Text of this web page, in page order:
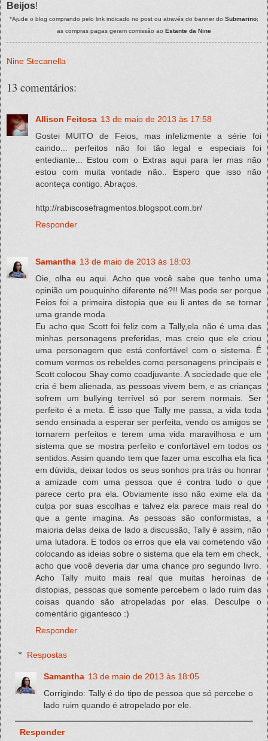
Beijos!
*Ajude o blog comprando pelo link indicado no post ou através do banner do Submarino;
as compras pagas geram comissão ao Estante da Nine
Nine Stecanella
13 comentários:
Allison Feitosa 13 de maio de 2013 às 17:58
Gostei MUITO de Feios, mas infelizmente a série foi
caindo... perfeitos não foi tão legal e especiais foi
entediante... Estou com o Extras aqui para ler mas não
estou com muita vontade não.. Espero que isso não
aconteça contigo. Abraços.
http://rabiscosefragmentos.blogspot.com.br/
Responder
Samantha 13 de maio de 2013 às 18:03
Oie, olha eu aqui. Acho que você sabe que tenho uma
opinião um pouquinho diferente né?!! Mas pode ser porque
Feios foi a primeira distopia que eu li antes de se tornar
uma grande moda.
Eu acho que Scott foi feliz com a Tally,ela não é uma das
minhas personagens preferidas, mas creio que ele criou
uma personagem que está confortável com o sistema. É
comum vermos os rebeldes como personagens principais e
Scott colocou Shay como coadjuvante. A sociedade que ele
cria é bem alienada, as pessoas vivem bem, e as crianças
sofrem um bullying terrível só por serem normais. Ser
perfeito é a meta. É isso que Tally me passa, a vida toda
sendo ensinada a esperar ser perfeita, vendo os amigos se
tornarem perfeitos e terem uma vida maravilhosa e um
sistema que se mostra perfeito e confortável em todos os
sentidos. Assim quando tem que fazer uma escolha ela fica
em dúvida, deixar todos os seus sonhos pra trás ou honrar
a amizade com uma pessoa que é contra tudo o que
parece certo pra ela. Obviamente isso não exime ela da
culpa por suas escolhas e talvez ela parece mais real do
que a gente imagina. As pessoas são conformistas, a
maioria delas deixa de lado a discussão, Tally é assim, não
uma lutadora. E todos os erros que ela vai cometendo vão
colocando as ideias sobre o sistema que ela tem em check,
acho que você deveria dar uma chance pro segundo livro.
Acho Tally muito mais real que muitas heroínas de
distopias, pessoas que somente percebem o lado ruim das
coisas quando são atropeladas por elas. Desculpe o
comentário gigantesco :)
Responder
Respostas
Samantha 13 de maio de 2013 às 18:05
Corrigindo: Tally é do tipo de pessoa que só percebe o
lado ruim quando é atropelado por ele.
Responder